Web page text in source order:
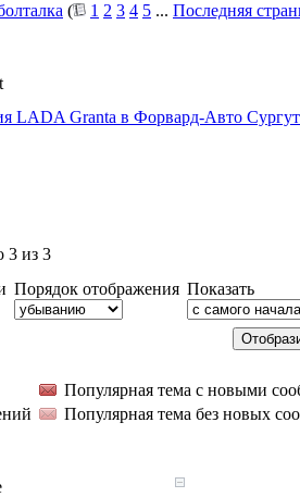
( 1 2 3 4 5 ... Последняя
LADA Granta в Форвард-Авто Сургут
3 из 3
Порядок отображения Показать
Популярная тема с новыми
Популярная тема без новых